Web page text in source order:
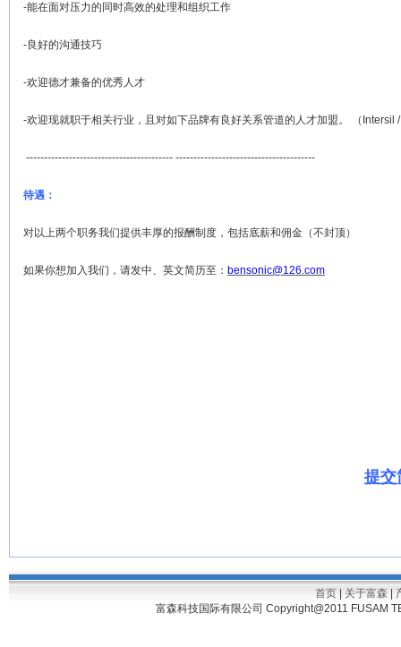
-能在面对压力的同时高效的处理和组织工作
-良好的沟通技巧
-欢迎德才兼备的优秀人才
-欢迎现就职于相关行业，且对如下品牌有良好关系管道的人才加盟。 （
----------------------------------------- ---------------------------------------
待遇：
对以上两个职务我们提供丰厚的报酬制度，包括底薪和佣金（不封顶）
如果你想加入我们，请发中、英文简历至： bensonic@126.com
提交
首页 关于富森
富森科技国际有限公司 Copyright@2011 FUSAM